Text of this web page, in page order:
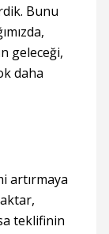
Bunu
geleceği,
daha
artırmaya
teklifinin